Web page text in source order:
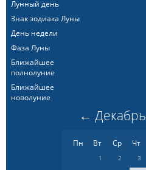
Лунный день
Знак зодиака Луны
День недели
Фаза Луны
Ближайшее
полнолуние
Ближайшее
новолуние
← Декабрь
Пн Вт Ср Чт
1 2 3